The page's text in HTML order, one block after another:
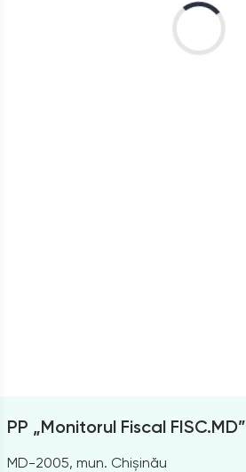
PP „Monitorul Fiscal FISC.MD”
MD-2005, mun. Chișinău